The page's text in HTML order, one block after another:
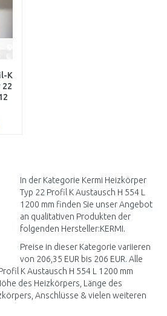
K
22
In der Kategorie Kermi Heizkörper
Typ 22 Profil K Austausch H 554 L
1200 mm finden Sie unser Angebot
an qualitativen Produkten der
folgenden Hersteller:KERMI.
Preise in dieser Kategorie variieren
von 206,35 EUR bis 206 EUR. Alle
K Austausch H 554 L 1200 mm
des Heizkörpers, Länge des
Anschlüsse & vielen weiteren